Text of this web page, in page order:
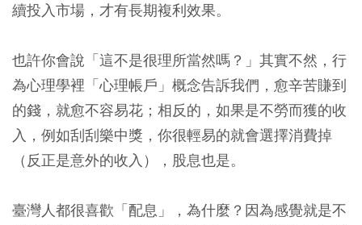
續投入市場，才有長期複利效果。
也許你會說「這不是很理所當然嗎？」其實不然，行
為心理學裡「心理帳戶」概念告訴我們，愈辛苦賺到
的錢，就愈不容易花；相反的，如果是不勞而獲的收
入，例如刮刮樂中獎，你很輕易的就會選擇消費掉
（反正是意外的收入），股息也是。
臺灣人都很喜歡「配息」，為什麼？因為感覺就是不